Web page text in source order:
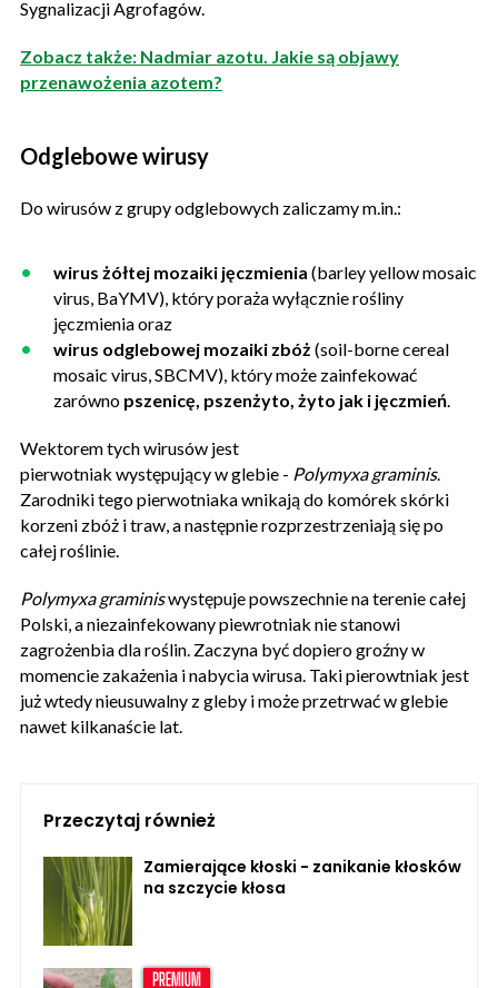
Sygnalizacji Agrofagów.
Zobacz także: Nadmiar azotu. Jakie są objawy
przenawożenia azotem?
Odglebowe wirusy
Do wirusów z grupy odglebowych zaliczamy m.in.:
wirus żółtej mozaiki jęczmienia (barley yellow mosaic
virus, BaYMV), który poraża wyłącznie rośliny
jęczmienia oraz
wirus odglebowej mozaiki zbóż (soil-borne cereal
mosaic virus, SBCMV), który może zainfekować
zarówno pszenicę, pszenżyto, żyto jak i jęczmień.
Wektorem tych wirusów jest
pierwotniak występujący w glebie - Polymyxa graminis.
Zarodniki tego pierwotniaka wnikają do komórek skórki
korzeni zbóż i traw, a następnie rozprzestrzeniają się po
całej roślinie.
Polymyxa graminiswystępuje powszechnie na terenie całej
Polski, a niezainfekowany piewrotniak nie stanowi
zagrożenbia dla roślin. Zaczyna być dopiero groźny w
momencie zakażenia i nabycia wirusa. Taki pierowtniak jest
już wtedy nieusuwalny z gleby i może przetrwać w glebie
nawet kilkanaście lat.
Przeczytaj również
Zamierające kłoski - zanikanie kłosków
na szczycie kłosa